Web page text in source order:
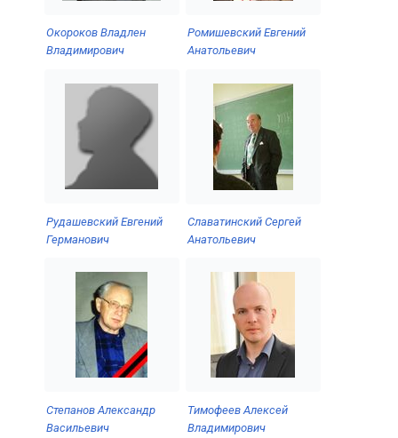
Окороков Владлен
Владимирович
Ромишевский Евгений
Анатольевич
Рудашевский Евгений
Германович
Славатинский Сергей
Анатольевич
Степанов Александр
Васильевич
Тимофеев Алексей
Владимирович